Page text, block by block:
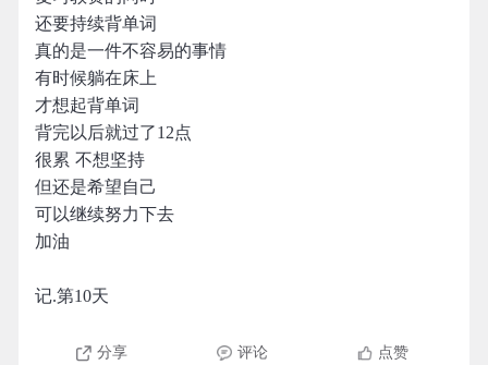
还要持续背单词
真的是一件不容易的事情
有时候躺在床上
才想起背单词
背完以后就过了12点
很累 不想坚持
但还是希望自己
可以继续努力下去
加油
记.第10天
分享 评论 点赞